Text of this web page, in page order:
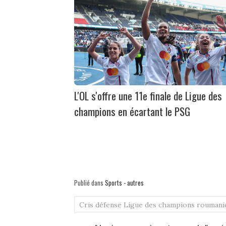
L'OL s'offre une 11e finale de Ligue des
champions en écartant le PSG
Publié dans Sports - autres
Cris défense Ligue des champions